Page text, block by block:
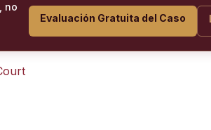
no
Evaluación Gratuita del Caso